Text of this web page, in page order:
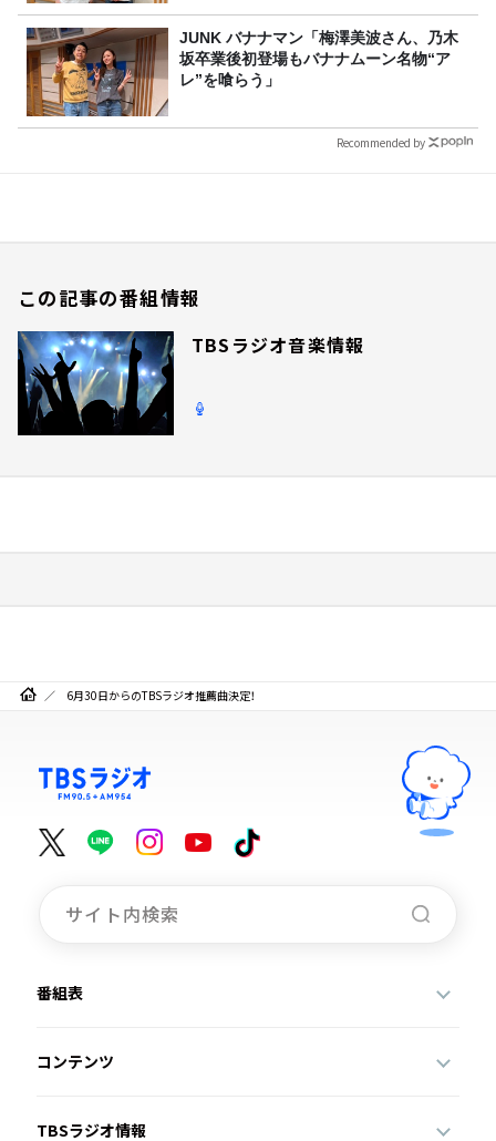
JUNK バナナマン「梅澤美波さん、乃木
坂卒業後初登場もバナナムーン名物“ア
レ”を喰らう」
Recommended by
この記事の番組情報
TBSラジオ音楽情報
6月30日からのTBSラジオ推薦曲決定！
番組表
コンテンツ
TBSラジオ情報